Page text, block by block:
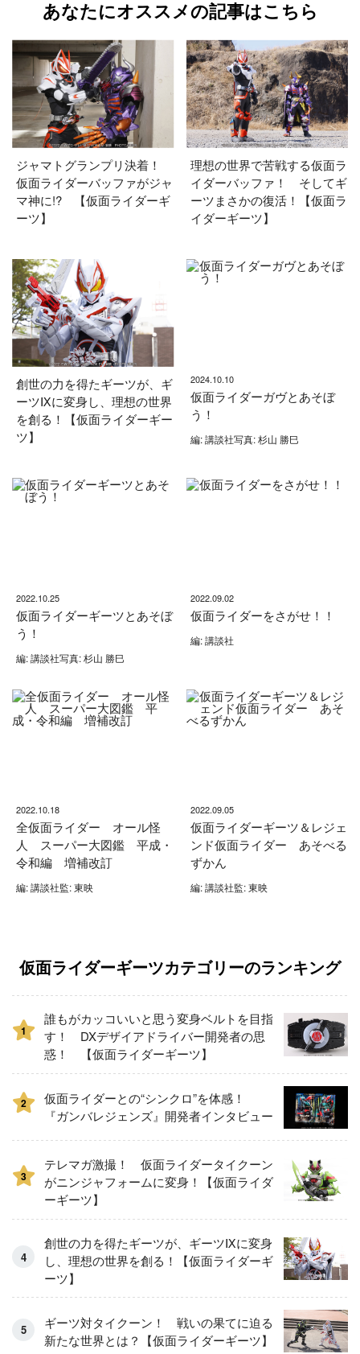
あなたにオススメの記事はこちら
ジャマトグランプリ決着！
仮面ライダーバッファがジャ
マ神に!? 【仮面ライダーギ
ーツ】
理想の世界で苦戦する仮面ラ
イダーバッファ！ そしてギ
ーツまさかの復活！【仮面ラ
イダーギーツ】
創世の力を得たギーツが、ギ
ーツⅨに変身し、理想の世界
を創る！【仮面ライダーギー
ツ】
2024.10.10
仮面ライダーガヴとあそぼ
う！
編: 講談社写真: 杉山 勝巳
2022.10.25
仮面ライダーギーツとあそぼ
う！
編: 講談社写真: 杉山 勝巳
2022.09.02
仮面ライダーをさがせ！！
編: 講談社
2022.10.18
全仮面ライダー オール怪
人 スーパー大図鑑 平成・
令和編 増補改訂
編: 講談社監: 東映
2022.09.05
仮面ライダーギーツ＆レジェ
ンド仮面ライダー あそべる
ずかん
編: 講談社監: 東映
仮面ライダーギーツカテゴリーのランキング
1
誰もがカッコいいと思う変身ベルトを目指
す！ DXデザイアドライバー開発者の思
惑！ 【仮面ライダーギーツ】
2
仮面ライダーとの“シンクロ”を体感！
『ガンバレジェンズ』開発者インタビュー
3
テレマガ激撮！ 仮面ライダータイクーン
がニンジャフォームに変身！【仮面ライダ
ーギーツ】
創世の力を得たギーツが、ギーツⅨに変身
し、理想の世界を創る！【仮面ライダーギ
ーツ】
ギーツ対タイクーン！ 戦いの果てに迫る
新たな世界とは？【仮面ライダーギーツ】